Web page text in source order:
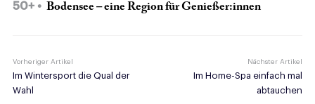
50+ Bodensee – eine Region für Genießer:innen
Vorheriger Artikel
Im Wintersport die Qual der
Wahl
Nächster Artikel
Im Home-Spa einfach mal
abtauchen